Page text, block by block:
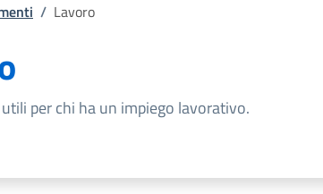
/ Lavoro
per chi ha un impiego lavorativo.